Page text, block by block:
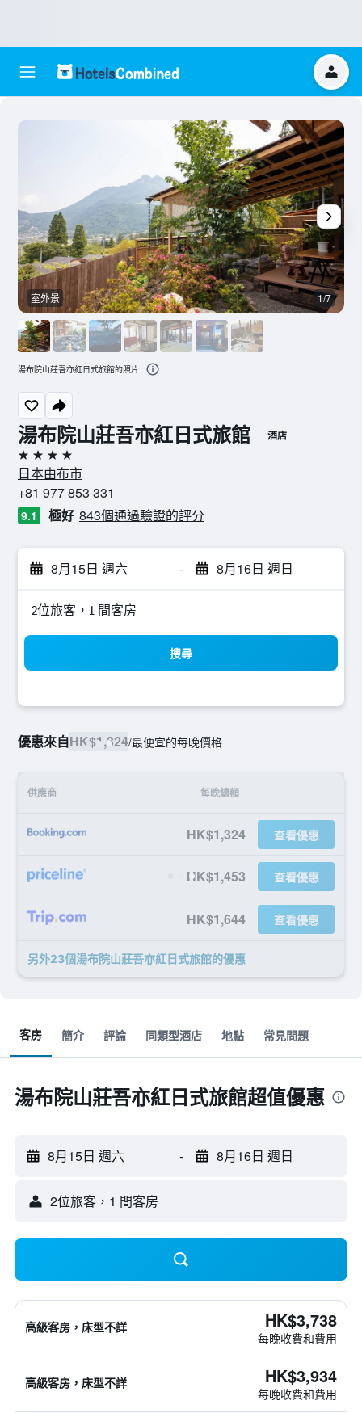
湯布院山莊吾亦紅日式旅館 酒店
4星級
日本由布市
+81 977 853 331
9.1 極好 843個通過驗證的評分
8月15日 週六 - 8月16日 週日
2位旅客，1 間客房
搜尋
優惠來自HK$1,324/最便宜的每晚價格
供應商 每晚總額
HK$1,324 查看優惠
HK$1,453 查看優惠
HK$1,644 查看優惠
另外23個湯布院山莊吾亦紅日式旅館​的優惠
室外景 1/7
湯布院山莊吾亦紅日式旅館的照片
客房 簡介 評論 同類型酒店 地點 常見問題
湯布院山莊吾亦紅日式旅館超值優惠
8月15日 週六 - 8月16日 週日
2位旅客，1 間客房
高級客房，床型不詳 HK$3,738
每晚收費和費用
高級客房，床型不詳 HK$3,934
每晚收費和費用